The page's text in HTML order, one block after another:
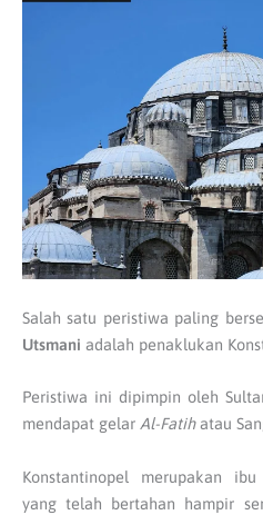
Salah satu peristiwa paling
Utsmani adalah penaklukan
Peristiwa ini dipimpin oleh
mendapat gelar Al-Fatihatau
Konstantinopel merupakan
yang telah bertahan hampir